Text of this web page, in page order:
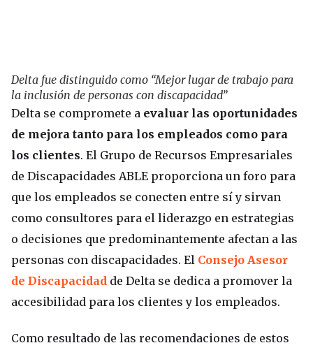
Delta fue distinguido como “Mejor lugar de trabajo para
la inclusión de personas con discapacidad”
Delta se compromete a evaluar las oportunidades
de mejora tanto para los empleados como para
los clientes. El Grupo de Recursos Empresariales
de Discapacidades ABLE proporciona un foro para
que los empleados se conecten entre sí y sirvan
como consultores para el liderazgo en estrategias
o decisiones que predominantemente afectan a las
personas con discapacidades. El Consejo Asesor
de Discapacidad de Delta se dedica a promover la
accesibilidad para los clientes y los empleados.
Como resultado de las recomendaciones de estos